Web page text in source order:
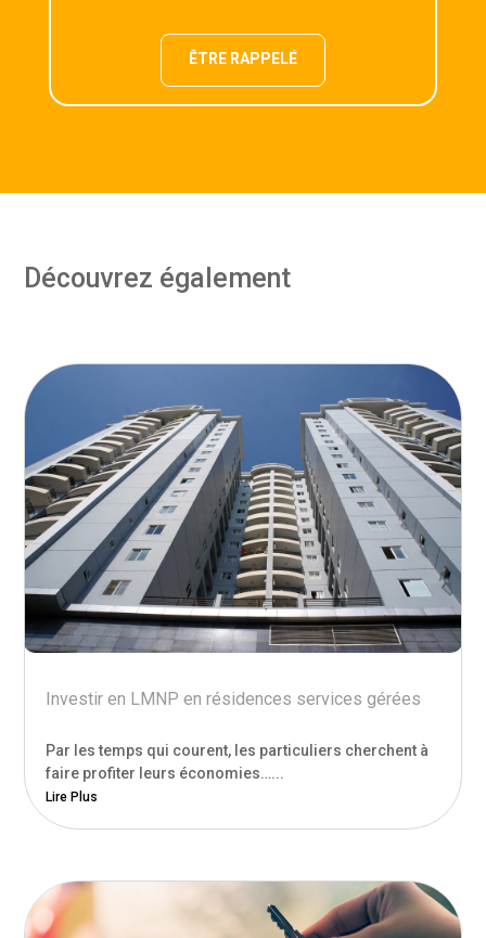
ÊTRE RAPPELÉ
Découvrez également
Investir en LMNP en résidences services gérées
Par les temps qui courent, les particuliers cherchent à
faire profiter leurs économies…...
Lire Plus